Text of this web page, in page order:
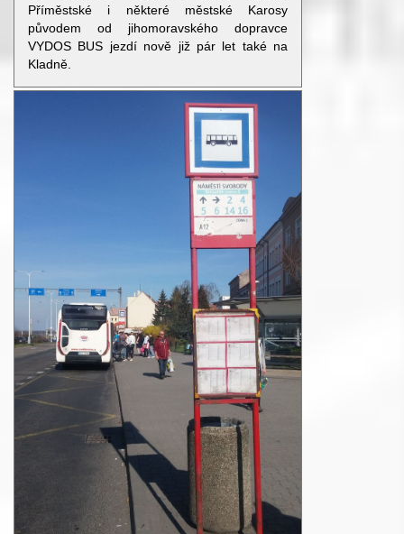
Příměstské i některé městské Karosy
původem od jihomoravského dopravce
VYDOS BUS jezdí nově již pár let také na
Kladně.